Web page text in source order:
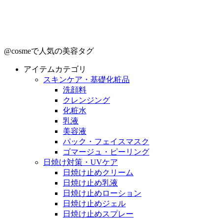
@cosmeで人気の美容タグ
アイテムカテゴリ
スキンケア・基礎化粧品
洗顔料
クレンジング
化粧水
乳液
美容液
パック・フェイスマスク
ゴマージュ・ピーリング
日焼け対策・UVケア
日焼け止めクリーム
日焼け止め乳液
日焼け止めローション
日焼け止めジェル
日焼け止めスプレー